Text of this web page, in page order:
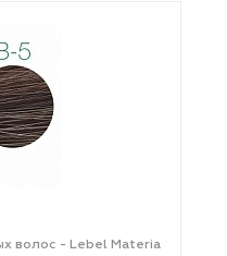
волос - Lebel Materia